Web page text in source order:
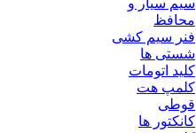
سیم سیار و
محافظ
فنر سیم کشی
شستی ها
کلید اتومات
کلمپ هت
قوطی
کانکتور ها